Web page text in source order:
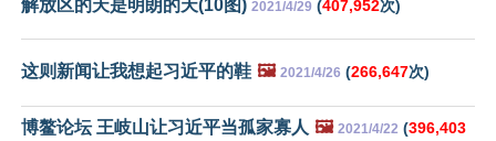
解放区的天是明朗的天(10图) 2021/4/29 (407,952次)
这则新闻让我想起习近平的鞋 🖼️ 2021/4/26 (266,647次)
博鳌论坛 王岐山让习近平当孤家寡人 🖼️ 2021/4/22 (396,403